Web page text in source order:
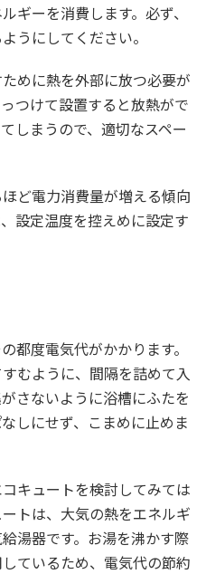
ギーを消費します。必ず、
うにしてください。
めに熱を外部に放つ必要が
つけて設置すると放熱がで
しまうので、適切なスペー
ど電力消費量が増える傾向
設定温度を控えめに設定す
都度電気代がかかります。
むように、間隔を詰めて入
さないように浴槽にふたを
しにせず、こまめに止めま
キュートを検討してみては
トは、大気の熱をエネルギ
湯器です。お湯を沸かす際
ているため、電気代の節約